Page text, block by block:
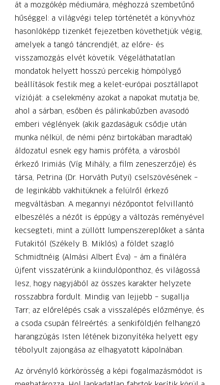
át a mozgókép médiumára, méghozzá szembetűnő
hűséggel: a világvégi telep történetét a könyvhöz
hasonlóképp tizenkét fejezetben követhetjük végig,
amelyek a tangó táncrendjét, az előre- és
visszamozgás elvét követik. Végeláthatatlan
mondatok helyett hosszú percekig hömpölygő
beállítások festik meg a kelet-európai posztállapot
vízióját: a cselekmény azokat a napokat mutatja be,
ahol a sárban, esőben és pálinkabűzben avasodó
emberi véglények (akik gazdaságuk csődje után
munka nélkül, de némi pénz birtokában maradtak)
áldozatul esnek egy hamis próféta, a városból
érkező Irimiás (Víg Mihály, a film zeneszerzője) és
társa, Petrina (Dr. Horváth Putyi) cselszövésének –
de leginkább vakhitüknek a felülről érkező
megváltásban. A megannyi nézőpontot felvillantó
elbeszélés a nézőt is éppúgy a változás reményével
kecsegteti, mint a züllött lumpenszereplőket a sánta
Futakitól (Székely B. Miklós) a földet szagló
Schmidtnéig (Almási Albert Éva) – ám a fináléra
újfent visszatérünk a kiindulóponthoz, és világossá
lesz, hogy nagyjából az összes karakter helyzete
rosszabbra fordult. Mindig van lejjebb – sugallja
Tarr; az előrelépés csak a visszalépés előzménye, és
a csoda csupán félreértés: a senkiföldjén felhangzó
harangzúgás Isten létének bizonyítéka helyett egy
tébolyult zajongása az elhagyatott kápolnában.
Az örvénylő körkörösség a képi fogalmazásmódot is